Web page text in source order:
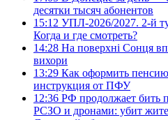
десятки тысяч абонентов
15:12 УПЛ-2026/2027. 2-й
Когда и где смотреть?
14:28 На поверхні Сонця
вихори
13:29 Как оформить
инструкция от ПФУ
12:36 РФ продолжает бить
РСЗО и дронами: убит